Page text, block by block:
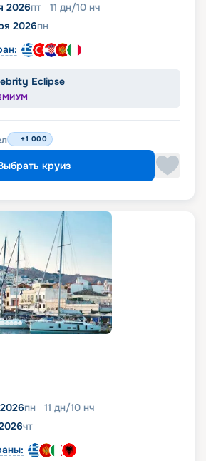
2026пт 11 дн/10 нч
2026пн
Eclipse
+1 000
круиз
пн 11 дн/10 нч
чт